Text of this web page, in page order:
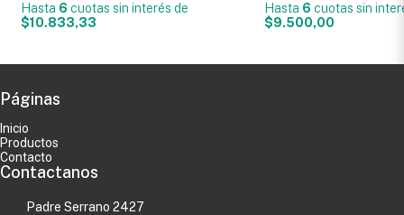
Hasta 6 cuotas sin interés de
$10.833,33
Hasta 6 cuotas sin
$9.500,00
Páginas
Inicio
Productos
Contacto
Contactanos
Padre Serrano 2427